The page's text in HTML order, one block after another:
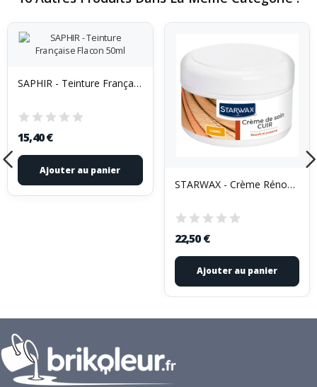
SAPHIR - Teinture Française Flacon 50ml Base...
15,40 €
Ajouter au panier
STARWAX - Crème Rénovante du Cuir Fauve 150ml
22,50 €
Ajouter au panier